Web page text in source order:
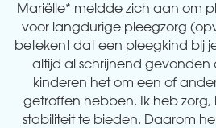
Mariëlle* meldde zich aan om
voor langdurige pleegzorg
betekent dat een pleegkind bij
altijd al schrijnend gevonden
kinderen het om een of
getroffen hebben. Ik heb
stabiliteit te bieden. Daarom